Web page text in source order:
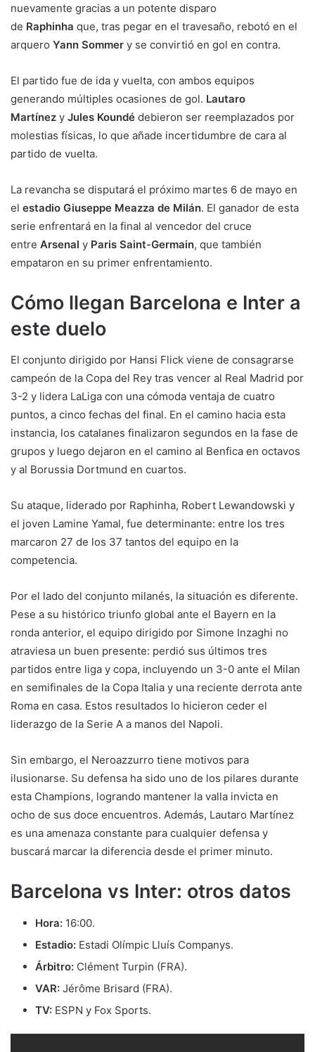
nuevamente gracias a un potente disparo
de Raphinha que, tras pegar en el travesaño, rebotó en el
arquero Yann Sommer y se convirtió en gol en contra.
El partido fue de ida y vuelta, con ambos equipos
generando múltiples ocasiones de gol. Lautaro
Martínez y Jules Koundé debieron ser reemplazados por
molestias físicas, lo que añade incertidumbre de cara al
partido de vuelta.
La revancha se disputará el próximo martes 6 de mayo en
el estadio Giuseppe Meazza de Milán. El ganador de esta
serie enfrentará en la final al vencedor del cruce
entre Arsenal y Paris Saint-Germain, que también
empataron en su primer enfrentamiento.
Cómo llegan Barcelona e Inter a
este duelo
El conjunto dirigido por Hansi Flick viene de consagrarse
campeón de la Copa del Rey tras vencer al Real Madrid por
3-2 y lidera LaLiga con una cómoda ventaja de cuatro
puntos, a cinco fechas del final. En el camino hacia esta
instancia, los catalanes finalizaron segundos en la fase de
grupos y luego dejaron en el camino al Benfica en octavos
y al Borussia Dortmund en cuartos.
Su ataque, liderado por Raphinha, Robert Lewandowski y
el joven Lamine Yamal, fue determinante: entre los tres
marcaron 27 de los 37 tantos del equipo en la
competencia.
Por el lado del conjunto milanés, la situación es diferente.
Pese a su histórico triunfo global ante el Bayern en la
ronda anterior, el equipo dirigido por Simone Inzaghi no
atraviesa un buen presente: perdió sus últimos tres
partidos entre liga y copa, incluyendo un 3-0 ante el Milan
en semifinales de la Copa Italia y una reciente derrota ante
Roma en casa. Estos resultados lo hicieron ceder el
liderazgo de la Serie A a manos del Napoli.
Sin embargo, el Neroazzurro tiene motivos para
ilusionarse. Su defensa ha sido uno de los pilares durante
esta Champions, logrando mantener la valla invicta en
ocho de sus doce encuentros. Además, Lautaro Martínez
es una amenaza constante para cualquier defensa y
buscará marcar la diferencia desde el primer minuto.
Barcelona vs Inter: otros datos
Hora: 16:00.
Estadio: Estadi Olímpic Lluís Companys.
Árbitro: Clément Turpin (FRA).
VAR: Jérôme Brisard (FRA).
TV: ESPN y Fox Sports.